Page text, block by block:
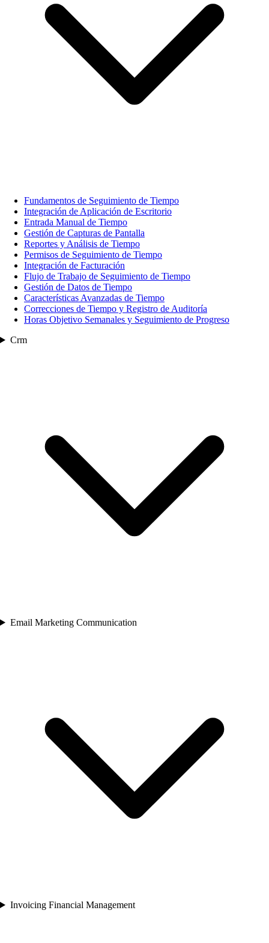
Fundamentos de Seguimiento de Tiempo
Integración de Aplicación de Escritorio
Entrada Manual de Tiempo
Gestión de Capturas de Pantalla
Reportes y Análisis de Tiempo
Permisos de Seguimiento de Tiempo
Integración de Facturación
Flujo de Trabajo de Seguimiento de Tiempo
Gestión de Datos de Tiempo
Características Avanzadas de Tiempo
Correcciones de Tiempo y Registro de Auditoría
Horas Objetivo Semanales y Seguimiento de Progreso
Crm
Email Marketing Communication
Invoicing Financial Management